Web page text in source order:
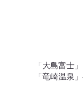
「大島富士
「竜崎温泉